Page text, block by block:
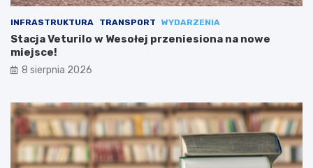
INFRASTRUKTURA TRANSPORT WYDARZENIA
Stacja Veturilo w Wesołej przeniesiona na nowe
miejsce!
8 sierpnia 2026